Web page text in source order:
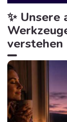
✨ Unsere
verstehen